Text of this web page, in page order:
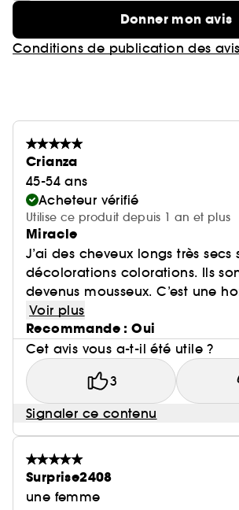
Donner mon avis
Conditions de publication des avis
Crianza
45-54 ans
Acheteur vérifié
Utilise ce produit depuis 1 an et plus
Miracle
J’ai des cheveux longs très secs
décolorations colorations. Ils
devenus mousseux. C’est une
Voir plus
Recommande : Oui
Cet avis vous a-t-il été utile ?
3
Signaler ce contenu
Surprise2408
une femme